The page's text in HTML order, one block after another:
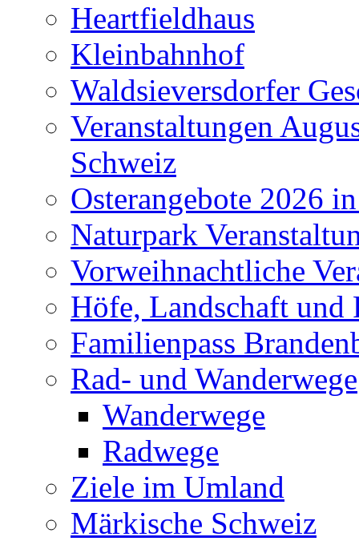
Heartfieldhaus
Kleinbahnhof
Waldsieversdorfer
Veranstaltungen
Schweiz
Osterangebote 2026
Naturpark
Vorweihnachtliche
Höfe, Landschaft und
Familienpass
Rad- und Wanderwege
Wanderwege
Radwege
Ziele im Umland
Märkische Schweiz